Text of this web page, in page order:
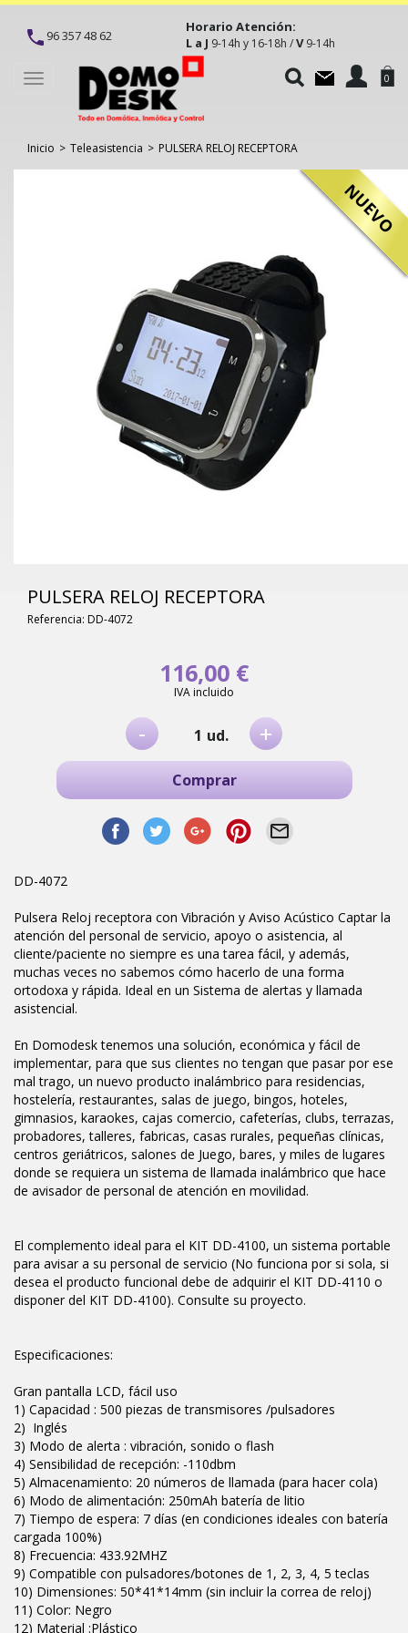
96 357 48 62
Horario Atención:
L a J 9-14h y 16-18h /V9-14h
Toggle
navigation
0
Inicio > Teleasistencia > PULSERA RELOJ RECEPTORA
NUEVO
PULSERA RELOJ RECEPTORA
Referencia: DD-4072
116,00 €
IVA incluido
- ud. +
Comprar
DD-4072
Pulsera Reloj receptora con Vibración y Aviso Acústico Captar la
atención del personal de servicio, apoyo o asistencia, al
cliente/paciente no siempre es una tarea fácil, y además,
muchas veces no sabemos cómo hacerlo de una forma
ortodoxa y rápida. Ideal en un Sistema de alertas y llamada
asistencial.
En Domodesk tenemos una solución, económica y fácil de
implementar, para que sus clientes no tengan que pasar por ese
mal trago, un nuevo producto inalámbrico para residencias,
hostelería, restaurantes, salas de juego, bingos, hoteles,
gimnasios, karaokes, cajas comercio, cafeterías, clubs, terrazas,
probadores, talleres, fabricas, casas rurales, pequeñas clínicas,
centros geriátricos, salones de Juego, bares, y miles de lugares
donde se requiera un sistema de llamada inalámbrico que hace
de avisador de personal de atención en movilidad.
El complemento ideal para el KIT DD-4100, un sistema portable
para avisar a su personal de servicio (No funciona por si sola, si
desea el producto funcional debe de adquirir el KIT DD-4110 o
disponer del KIT DD-4100). Consulte su proyecto.
Especificaciones:
Gran pantalla LCD, fácil uso
1) Capacidad : 500 piezas de transmisores /pulsadores
2) Inglés
3) Modo de alerta : vibración, sonido o flash
4) Sensibilidad de recepción: -110dbm
5) Almacenamiento: 20 números de llamada (para hacer cola)
6) Modo de alimentación: 250mAh batería de litio
7) Tiempo de espera: 7 días (en condiciones ideales con batería
cargada 100%)
8) Frecuencia: 433.92MHZ
9) Compatible con pulsadores/botones de 1, 2, 3, 4, 5 teclas
10) Dimensiones: 50*41*14mm (sin incluir la correa de reloj)
11) Color: Negro
12) Material :Plástico